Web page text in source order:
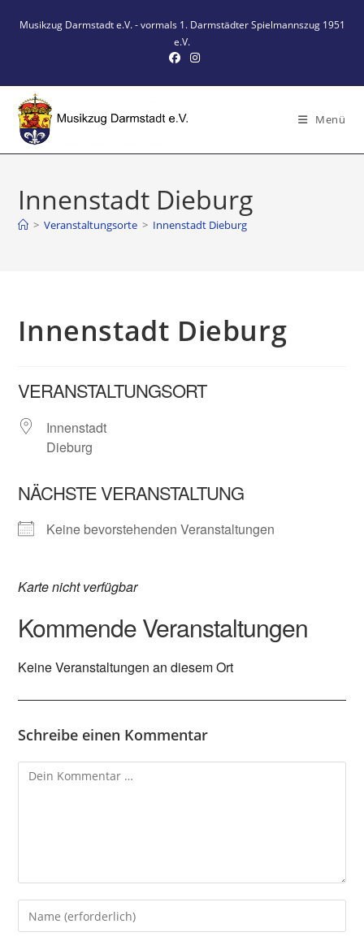
InhaltMusikzug Darmstadt e.V. - vormals 1. Darmstädter Spielmannszug 1951
e.V.
Menü
Innenstadt Dieburg
> Veranstaltungsorte > Innenstadt Dieburg
Innenstadt Dieburg
VERANSTALTUNGSORT
Innenstadt
Dieburg
NÄCHSTE VERANSTALTUNG
Keine bevorstehenden Veranstaltungen
Karte nicht verfügbar
Kommende Veranstaltungen
Keine Veranstaltungen an diesem Ort
Schreibe einen Kommentar
Kommentar
Gib
deinen